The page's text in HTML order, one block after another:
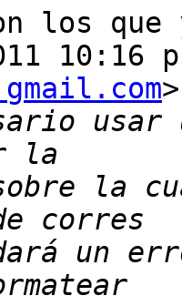
los que
10:16
usar
la
un